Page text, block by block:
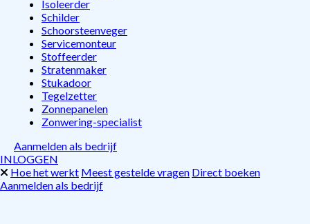
Isoleerder
Schilder
Schoorsteenveger
Servicemonteur
Stoffeerder
Stratenmaker
Stukadoor
Tegelzetter
Zonnepanelen
Zonwering-specialist
Aanmelden als bedrijf
INLOGGEN
Hoe het werkt Meest gestelde vragen Direct boeken
Aanmelden als bedrijf